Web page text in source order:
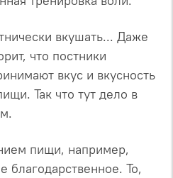
вкушать... Даже
что постники
вкус и вкусность
Так что тут дело в
пищи, например,
благодарственное. То,